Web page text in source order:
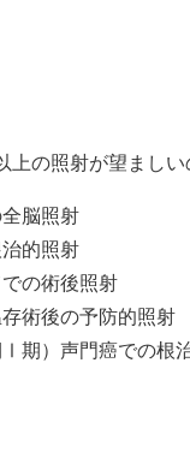
上の照射が望ましい
脳照射
的照射
の術後照射
術後の予防的照射
期）声門癌での根